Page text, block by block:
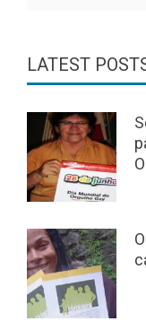
LATEST